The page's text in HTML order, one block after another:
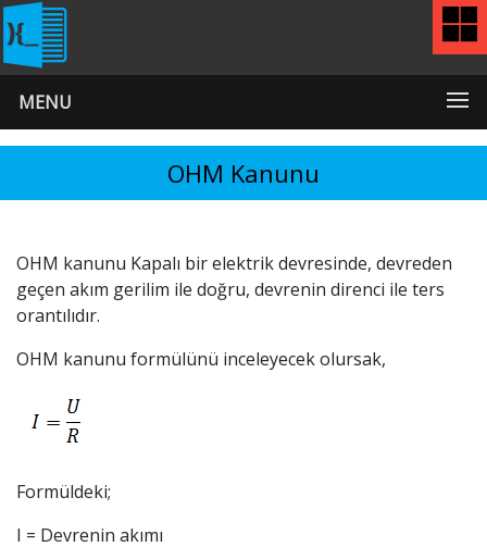
MENU
OHM Kanunu
OHM kanunu Kapalı bir elektrik devresinde, devreden
geçen akım gerilim ile doğru, devrenin direnci ile ters
orantılıdır.
OHM kanunu formülünü inceleyecek olursak,
Formüldeki;
I = Devrenin akımı